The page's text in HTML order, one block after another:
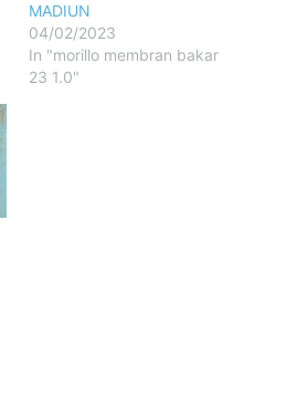
MADIUN
04/02/2023
In "morillo membran bakar
23 1.0"